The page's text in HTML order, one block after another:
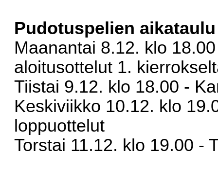
Pudotuspelien aikataulu
Maanantai 8.12. klo
aloitusottelut 1.
Tiistai 9.12. klo 18.00 -
Keskiviikko 10.12. klo
loppuottelut
Torstai 11.12. klo 19.00 -